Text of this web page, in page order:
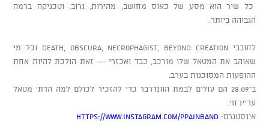
כל שיר הוא מסע של כאוס מחושב, מהירות, גרוב, וטכניקה ברמה
הגבוהה ביותר.
לחובבי Death, Obscura, Necrophagist, Beyond Creation וכל מי
שאוהב את המטאל שלו מורכב, כבד ואכזרי — זאת הולכת להיות אחת
ההופעות המסוכנות בערב.
ב־28.09 הם עולים לבמת הוונדרבר כדי להזכיר לכולם למה הדת' מטאל
עדיין חי.
אינסטגרם: https://www.instagram.com/ppainband